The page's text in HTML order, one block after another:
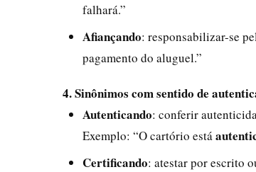
falhará.”
Afiançando: responsabilizar-se
pagamento do aluguel.”
4. Sinônimos com sentido de
Autenticando: conferir
Exemplo: “O cartório está
Certificando: atestar por escrito